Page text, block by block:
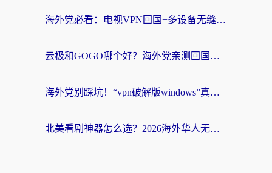
海外党必看：电视VPN回国+多设备无缝访问国内资源的实用指南
云极和GOGO哪个好？海外党亲测回国加速器选择指南（附iOS免费&Windows VPN实用技巧）
海外党别踩坑！“vpn破解版windows”真的能用？教你选对回国加速器无缝刷国内资源
北美看剧神器怎么选？2026海外华人无缝访问国内资源全攻略